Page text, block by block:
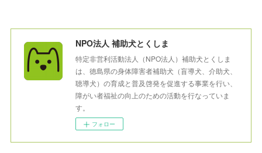
NPO法人 補助犬とくしま
特定非営利活動法人（NPO法人）補助犬とくしま
は、徳島県の身体障害者補助犬（盲導犬、介助犬、
聴導犬）の育成と普及啓発を促進する事業を行い、
障がい者福祉の向上のための活動を行なっていま
す。
フォロー